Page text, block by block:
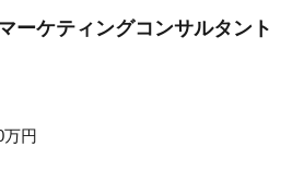
ーケティングコンサルタント
万円